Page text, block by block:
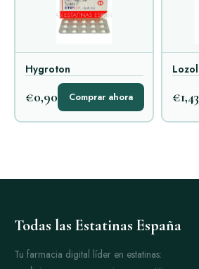
Hygroton
€0,90 Comprar ahora
Lozol
€1,43
Todas las Estatinas España
Tu farmacia digital líder en estatinas: